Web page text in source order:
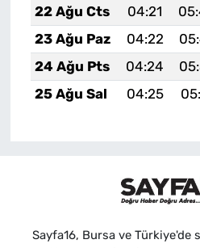
22 Ağu Cts
04:21
23 Ağu Paz
04:22
24 Ağu Pts
04:24
25 Ağu Sal
04:25
Sayfa16, Bursa ve